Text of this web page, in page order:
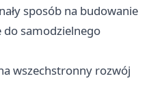
sposób na budowanie
do samodzielnego
wszechstronny rozwój